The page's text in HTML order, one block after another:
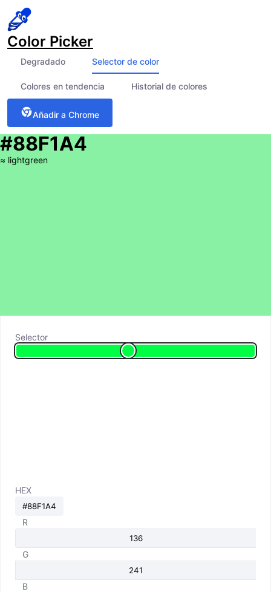
Color Picker
Degradado Selector de color
Colores en tendencia Historial de colores
Añadir a Chrome
#88F1A4
≈ lightgreen
Selector
HEX
R
G
B